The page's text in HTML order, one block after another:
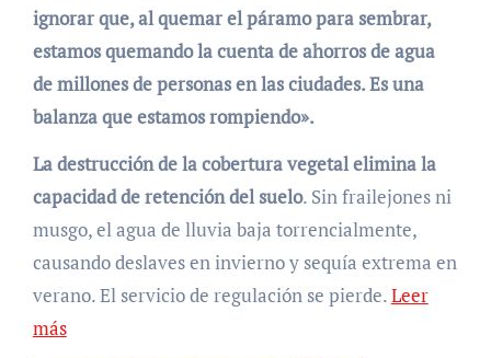
ignorar que, al quemar el páramo para sembrar,
estamos quemando la cuenta de ahorros de agua
de millones de personas en las ciudades. Es una
balanza que estamos rompiendo».
La destrucción de la cobertura vegetal elimina la
capacidad de retención del suelo. Sin frailejones ni
musgo, el agua de lluvia baja torrencialmente,
causando deslaves en invierno y sequía extrema en
verano. El servicio de regulación se pierde.Leer
más